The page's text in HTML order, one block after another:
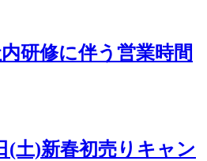
研修に伴う営業時間
(土)新春初売りキャン